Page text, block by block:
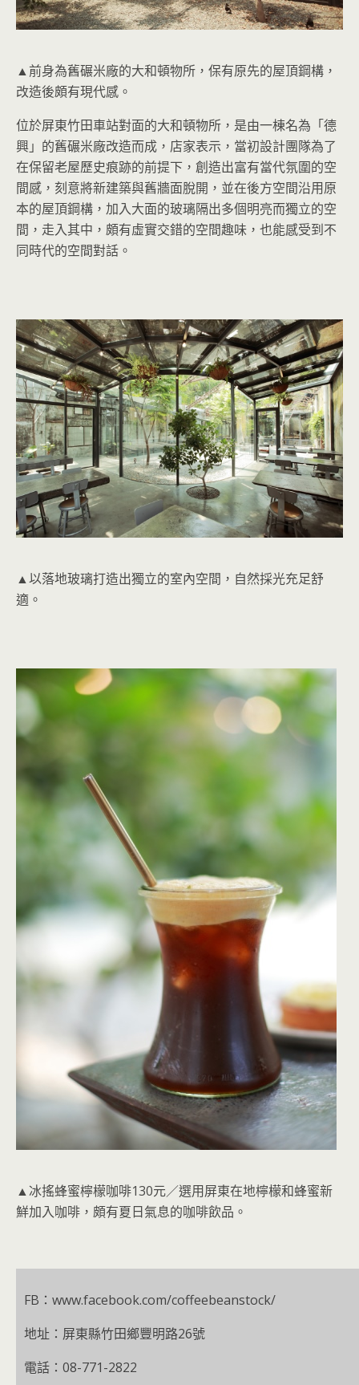
▲前身為舊碾米廠的大和頓物所，保有原先的屋頂鋼構，
改造後頗有現代感。
位於屏東竹田車站對面的大和頓物所，是由一棟名為「德
興」的舊碾米廠改造而成，店家表示，當初設計團隊為了
在保留老屋歷史痕跡的前提下，創造出富有當代氛圍的空
間感，刻意將新建築與舊牆面脫開，並在後方空間沿用原
本的屋頂鋼構，加入大面的玻璃隔出多個明亮而獨立的空
間，走入其中，頗有虛實交錯的空間趣味，也能感受到不
同時代的空間對話。
▲以落地玻璃打造出獨立的室內空間，自然採光充足舒
適。
▲冰搖蜂蜜檸檬咖啡130元／選用屏東在地檸檬和蜂蜜新
鮮加入咖啡，頗有夏日氣息的咖啡飲品。
FB：www.facebook.com/coffeebeanstock/
地址：屏東縣竹田鄉豐明路26號
電話：08-771-2822